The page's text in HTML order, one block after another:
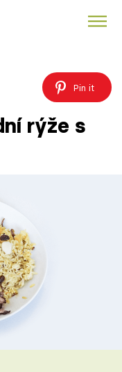
Pin it
rýže s